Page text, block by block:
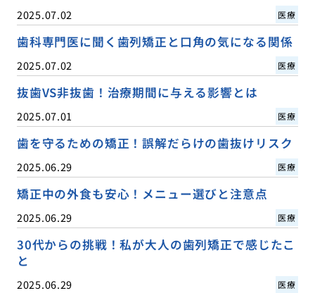
2025.07.02 医療
歯科専門医に聞く歯列矯正と口角の気になる関係
2025.07.02 医療
抜歯VS非抜歯！治療期間に与える影響とは
2025.07.01 医療
歯を守るための矯正！誤解だらけの歯抜けリスク
2025.06.29 医療
矯正中の外食も安心！メニュー選びと注意点
2025.06.29 医療
30代からの挑戦！私が大人の歯列矯正で感じたこ
と
2025.06.29 医療